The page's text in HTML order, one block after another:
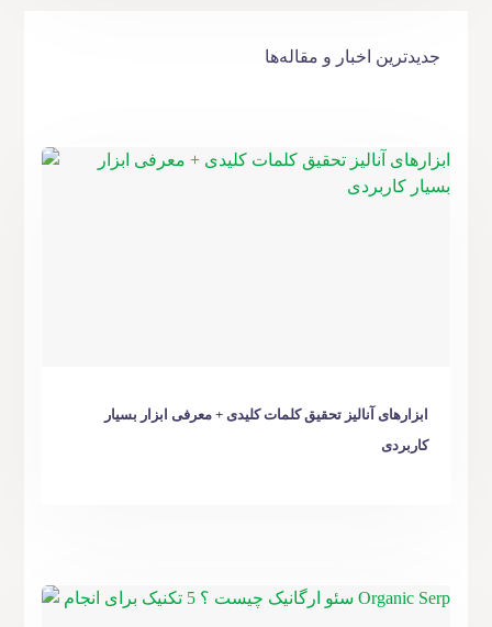
جدیدترین اخبار و مقاله‌ها
ابزارهای آنالیز تحقیق کلمات کلیدی + معرفی ابزار بسیار
کاربردی